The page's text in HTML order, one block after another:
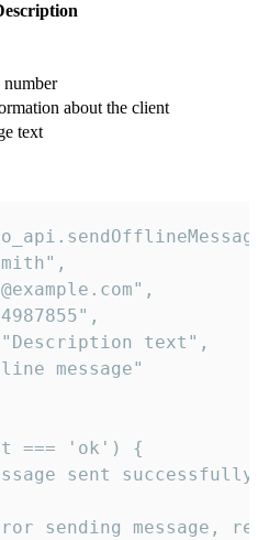
number
about the client
text
text",
message"
=== 'ok') {
sent
sending message,